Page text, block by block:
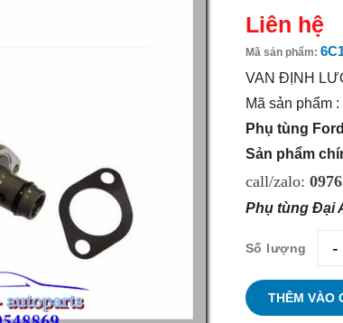
Liên hệ
Mã sản phẩm:
VAN ĐỊNH
Mã sản phẩm
Phụ tùng
Sản phẩm
call/zalo:
Phụ tùng Đại
Số lượng
THÊM VÀO